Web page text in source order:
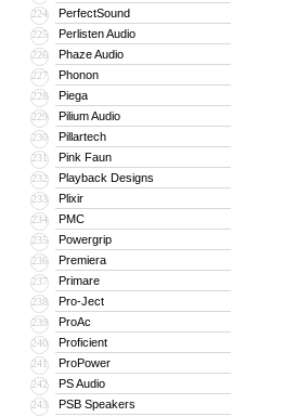
224 PerfectSound
225 Perlisten Audio
226 Phaze Audio
227 Phonon
228 Piega
229 Pilium Audio
230 Pillartech
231 Pink Faun
232 Playback Designs
233 Plixir
234 PMC
235 Powergrip
236 Premiera
237 Primare
238 Pro-Ject
239 ProAc
240 Proficient
241 ProPower
242 PS Audio
243 PSB Speakers